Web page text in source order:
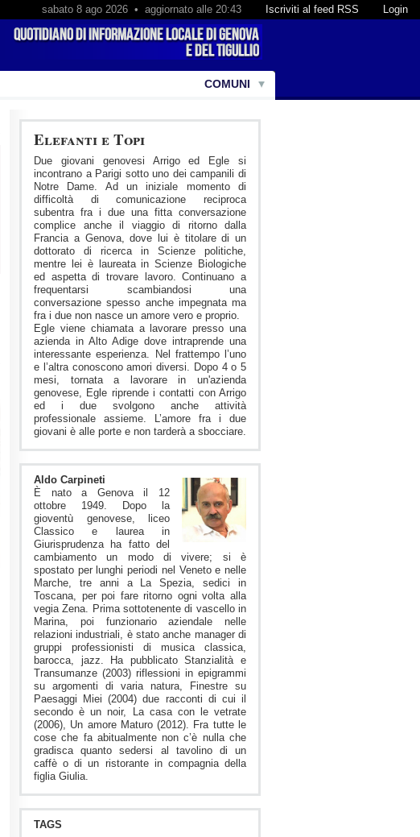
Login
Iscriviti al feed RSS
sabato 8 ago 2026 • aggiornato alle 20:43
COMUNI
Elefanti e Topi
Due giovani genovesi Arrigo ed Egle si
incontrano a Parigi sotto uno dei campanili di
Notre Dame. Ad un iniziale momento di
difficoltà di comunicazione reciproca
subentra fra i due una fitta conversazione
complice anche il viaggio di ritorno dalla
Francia a Genova, dove lui è titolare di un
dottorato di ricerca in Scienze politiche,
mentre lei è laureata in Scienze Biologiche
ed aspetta di trovare lavoro. Continuano a
frequentarsi scambiandosi una
conversazione spesso anche impegnata ma
fra i due non nasce un amore vero e proprio.
Egle viene chiamata a lavorare presso una
azienda in Alto Adige dove intraprende una
interessante esperienza. Nel frattempo l’uno
e l’altra conoscono amori diversi. Dopo 4 o 5
mesi, tornata a lavorare in un'azienda
genovese, Egle riprende i contatti con Arrigo
ed i due svolgono anche attività
professionale assieme. L’amore fra i due
giovani è alle porte e non tarderà a sbocciare.
Aldo Carpineti
È nato a Genova il 12
ottobre 1949. Dopo la
gioventù genovese, liceo
Classico e laurea in
Giurisprudenza ha fatto del
cambiamento un modo di vivere; si è
spostato per lunghi periodi nel Veneto e nelle
Marche, tre anni a La Spezia, sedici in
Toscana, per poi fare ritorno ogni volta alla
vegia Zena. Prima sottotenente di vascello in
Marina, poi funzionario aziendale nelle
relazioni industriali, è stato anche manager di
gruppi professionisti di musica classica,
barocca, jazz. Ha pubblicato Stanzialità e
Transumanze (2003) riflessioni in epigrammi
su argomenti di varia natura, Finestre su
Paesaggi Miei (2004) due racconti di cui il
secondo è un noir, La casa con le vetrate
(2006), Un amore Maturo (2012). Fra tutte le
cose che fa abitualmente non c’è nulla che
gradisca quanto sedersi al tavolino di un
caffè o di un ristorante in compagnia della
figlia Giulia.
TAGS